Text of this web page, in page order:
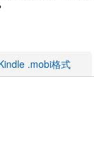
.mobi格式